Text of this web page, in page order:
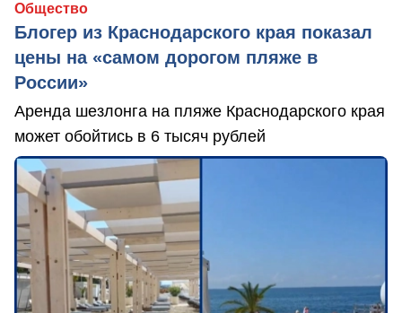
Общество
Блогер из Краснодарского края показал
цены на «самом дорогом пляже в
России»
Аренда шезлонга на пляже Краснодарского края
может обойтись в 6 тысяч рублей